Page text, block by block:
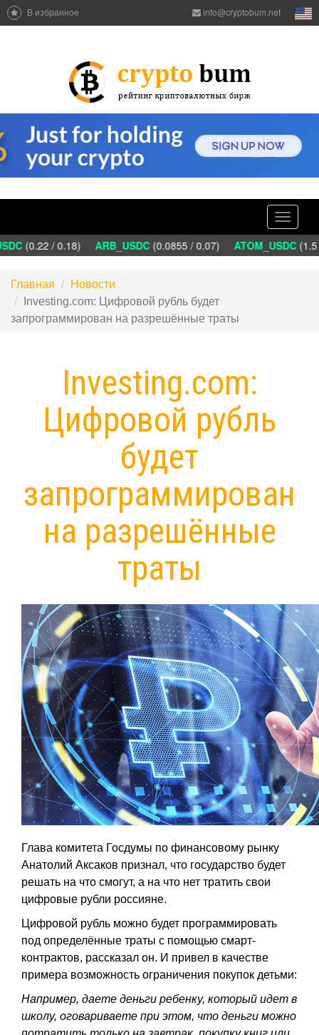
В избранное info@cryptobum.net
Toggle
(0.22 / 0.18) ARB_USDC(0.0855 / 0.07) ATOM_USDC(1.5
Главная
Новости
Investing.com: Цифровой рубль будет
запрограммирован на разрешённые траты
Investing.com:
Цифровой рубль
будет
запрограммирован
на разрешённые
траты
Глава комитета Госдумы по финансовому рынку
Анатолий Аксаков признал, что государство будет
решать на что смогут, а на что нет тратить свои
цифровые рубли россияне.
Цифровой рубль можно будет программировать
под определённые траты с помощью смарт-
контрактов, рассказал он. И привел в качестве
примера возможность ограничения покупок детьми:
Например, даете деньги ребенку, который идет в
школу, оговариваете при этом, что деньги можно